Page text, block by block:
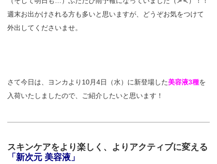
週末お出かけされる方も多いと思いますが、どうぞお気をつけて
外出してくださいませ。
さて今日は、ヨンカより10月4日（水）に新登場した美容液3種を
入荷いたしましたので、ご紹介したいと思います！
スキンケアをより楽しく、よりアクティブに変える
「新次元 美容液」